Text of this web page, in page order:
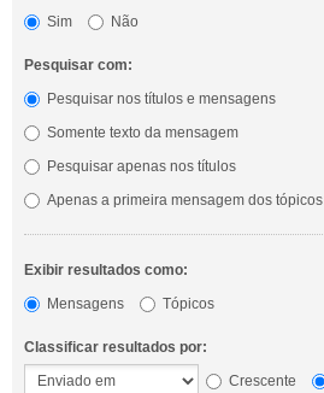
Sim
Não
Pesquisar com:
Pesquisar nos títulos e mensagens
Somente texto da mensagem
Pesquisar apenas nos títulos
Apenas a primeira mensagem dos tópicos
Exibir resultados como:
Mensagens
Tópicos
Classificar resultados por:
Crescente